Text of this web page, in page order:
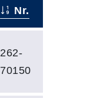
Nr.
262-
70150